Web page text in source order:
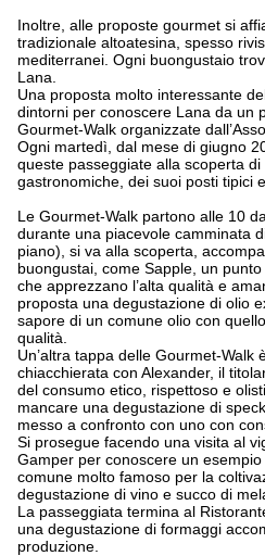
Inoltre, alle proposte gourmet si
tradizionale altoatesina, spesso
mediterranei. Ogni buongustaio
Lana.
Una proposta molto interessante
dintorni per conoscere Lana da un
Gourmet-Walk organizzate
Ogni martedì, dal mese di giugno
queste passeggiate alla scoperta
gastronomiche, dei suoi posti tipici
Le Gourmet-Walk partono alle 10
durante una piacevole camminata
piano), si va alla scoperta,
buongustai, come Sapple, un
che apprezzano l’alta qualità e
proposta una degustazione di olio
sapore di un comune olio con
qualità.
Un’altra tappa delle Gourmet-
chiacchierata con Alexander, il
del consumo etico, rispettoso e
mancare una degustazione di
messo a confronto con uno con
Si prosegue facendo una visita al
Gamper per conoscere un
comune molto famoso per la
degustazione di vino e succo di
La passeggiata termina al
una degustazione di formaggi
produzione.